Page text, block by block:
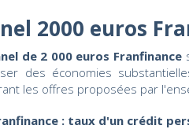
2000 euros
de 2 000 euros Franfinance
des économies
les offres proposées par
: taux d'un crédit